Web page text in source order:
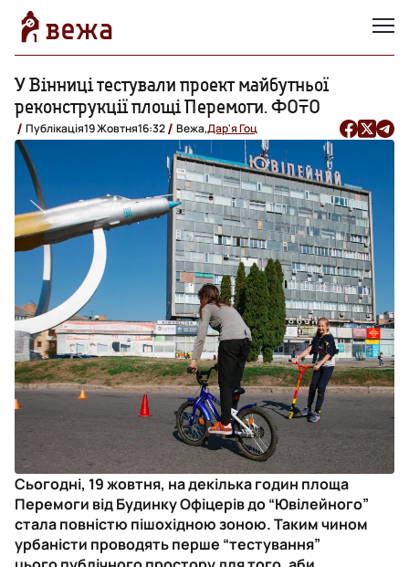
У Вінниці тестували проект майбутньої
реконструкції площі Перемоги. ФОТО
Публікація19 Жовтня16:32 Вежа,Дар'я Гоц
Сьогодні, 19 жовтня, на декілька годин площа
Перемоги від Будинку Офіцерів до “Ювілейного”
стала повністю пішохідною зоною. Таким чином
урбаністи проводять перше “тестування”